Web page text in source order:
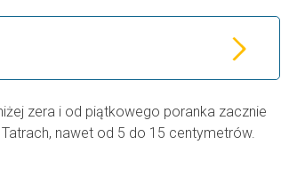
zera i od piątkowego poranka zacznie
nawet od 5 do 15 centymetrów.